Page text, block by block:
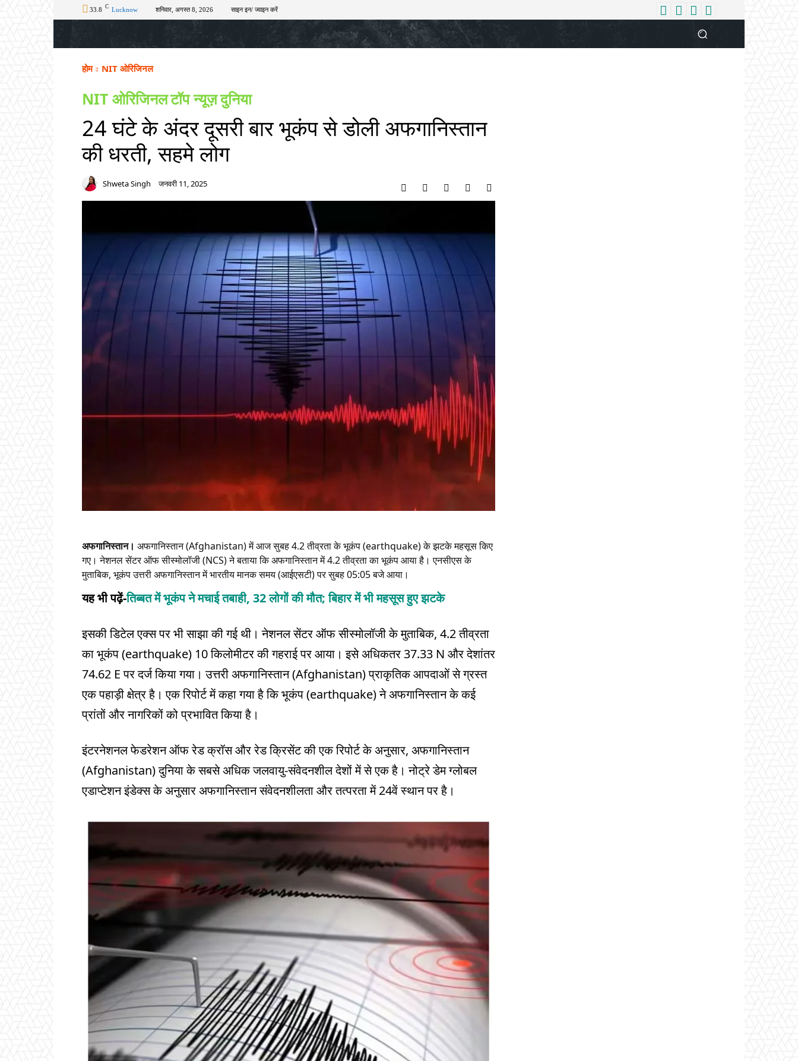
33.8 C Lucknow शनिवार, अगस्त 8, 2026 साइन इन/ ज्वाइन करें
अपराध चुनाव खेल टेक – ऑटो राज्य मनोरंजन लाइफस्टाइल बिजनेस आपकी आवाज
होम NIT ओरिजिनल
NIT ओरिजिनलटॉप न्यूज़दुनिया
24 घंटे के अंदर दूसरी बार भूकंप से डोली अफगानिस्तान
की धरती, सहमे लोग
Shweta Singh जनवरी 11, 2025
अफगानिस्तान। अफगानिस्तान (Afghanistan) में आज सुबह 4.2 तीव्रता के भूकंप (earthquake) के झटके महसूस किए
गए। नेशनल सेंटर ऑफ सीस्मोलॉजी (NCS) ने बताया कि अफगानिस्तान में 4.2 तीव्रता का भूकंप आया है। एनसीएस के
मुताबिक, भूकंप उत्तरी अफगानिस्तान में भारतीय मानक समय (आईएसटी) पर सुबह 05:05 बजे आया।
यह भी पढ़ें-तिब्बत में भूकंप ने मचाई तबाही, 32 लोगों की मौत; बिहार में भी महसूस हुए झटके
इसकी डिटेल एक्स पर भी साझा की गई थी। नेशनल सेंटर ऑफ सीस्मोलॉजी के मुताबिक, 4.2 तीव्रता
का भूकंप (earthquake) 10 किलोमीटर की गहराई पर आया। इसे अधिकतर 37.33 N और देशांतर
74.62 E पर दर्ज किया गया। उत्तरी अफगानिस्तान (Afghanistan) प्राकृतिक आपदाओं से ग्रस्त
एक पहाड़ी क्षेत्र है। एक रिपोर्ट में कहा गया है कि भूकंप (earthquake) ने अफगानिस्तान के कई
प्रांतों और नागरिकों को प्रभावित किया है।
इंटरनेशनल फेडरेशन ऑफ रेड क्रॉस और रेड क्रिसेंट की एक रिपोर्ट के अनुसार, अफगानिस्तान
(Afghanistan) दुनिया के सबसे अधिक जलवायु-संवेदनशील देशों में से एक है। नोट्रे डेम ग्लोबल
एडाप्टेशन इंडेक्स के अनुसार अफगानिस्तान संवेदनशीलता और तत्परता में 24वें स्थान पर है।